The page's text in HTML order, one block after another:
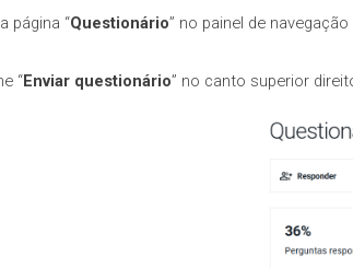
página “Questionário” no painel de
“Enviar questionário” no canto superior